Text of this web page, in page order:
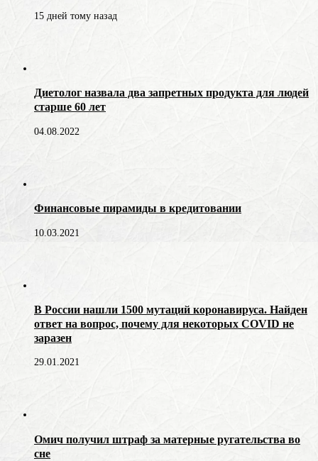
15 дней тому назад
Диетолог назвала два запретных продукта для людей
старше 60 лет
04.08.2022
Финансовые пирамиды в кредитовании
10.03.2021
В России нашли 1500 мутаций коронавируса. Найден
ответ на вопрос, почему для некоторых COVID не
заразен
29.01.2021
Омич получил штраф за матерные ругательства во
сне